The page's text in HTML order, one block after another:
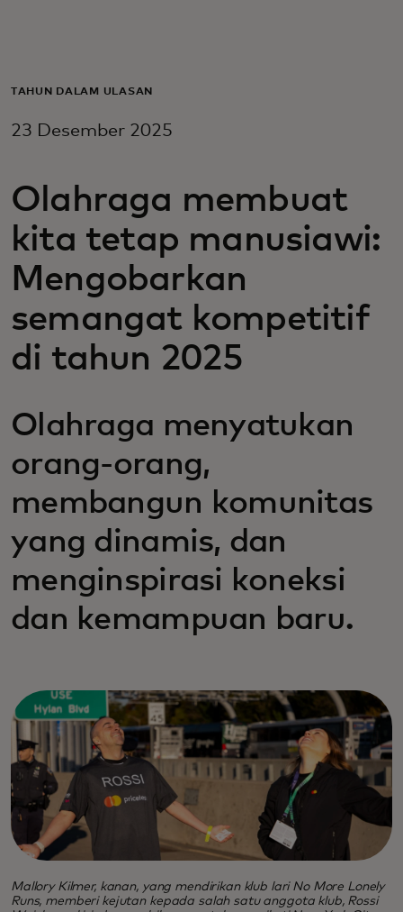
Untuk bisnis
Untuk inovator
Berita dan tren
TAHUN DALAM ULASAN
23 Desember 2025
Olahraga membuat
kita tetap manusiawi:
Mengobarkan
semangat kompetitif
di tahun 2025
Olahraga menyatukan
orang-orang,
membangun komunitas
yang dinamis, dan
menginspirasi koneksi
dan kemampuan baru.
Mallory Kilmer, kanan, yang mendirikan klub lari No More Lonely
Runs, memberi kejutan kepada salah satu anggota klub, Rossi